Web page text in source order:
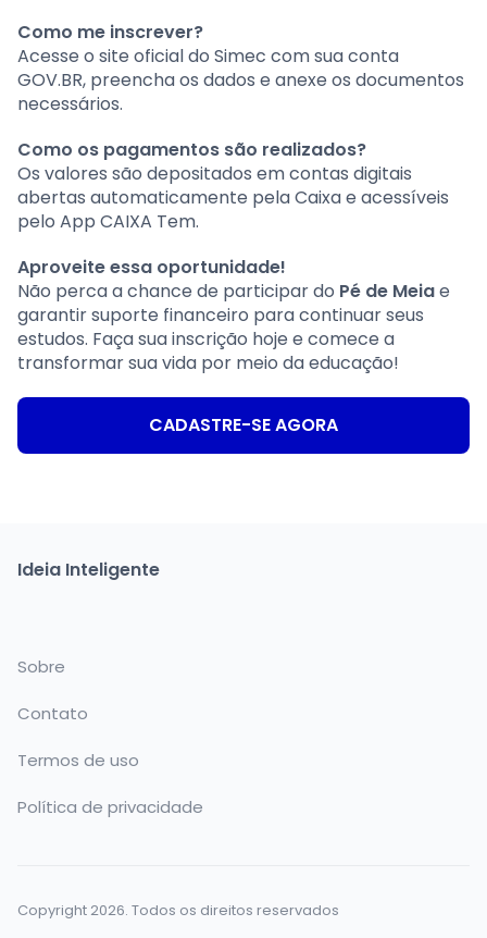
Como me inscrever?
Acesse o site oficial do Simec com sua conta
GOV.BR, preencha os dados e anexe os documentos
necessários.
Como os pagamentos são realizados?
Os valores são depositados em contas digitais
abertas automaticamente pela Caixa e acessíveis
pelo App CAIXA Tem.
Aproveite essa oportunidade!
Não perca a chance de participar do Pé de Meiae
garantir suporte financeiro para continuar seus
estudos. Faça sua inscrição hoje e comece a
transformar sua vida por meio da educação!
CADASTRE-SE AGORA
Ideia Inteligente
Sobre
Contato
Termos de uso
Política de privacidade
Copyright 2026. Todos os direitos reservados